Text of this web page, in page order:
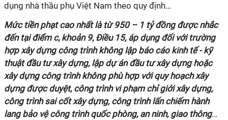
dụng nhà thầu phụ Việt Nam theo quy định…
Mức tiền phạt cao nhất là từ 950 – 1 tỷ đồng được nhắc
đến tại điểm c, khoản 9, Điều 15, áp dụng đối với trường
hợp xây dựng công trình không lập báo cáo kinh tế - kỹ
thuật đầu tư xây dựng, lập dự án đầu tư xây dựng hoặc
xây dựng công trình không phù hợp với quy hoạch xây
dựng được duyệt, công trình vi phạm chỉ giới xây dựng,
công trình sai cốt xây dựng, công trình lấn chiếm hành
lang bảo vệ công trình quốc phòng, an ninh, giao thông…